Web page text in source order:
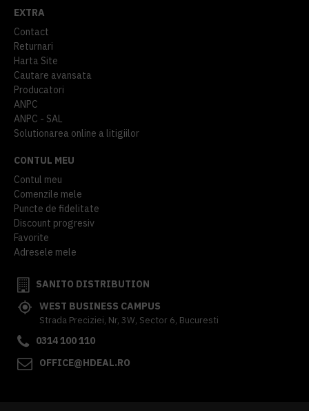
EXTRA
Contact
Returnari
Harta Site
Cautare avansata
Producatori
ANPC
ANPC - SAL
Solutionarea online a litigiilor
CONTUL MEU
Contul meu
Comenzile mele
Puncte de fidelitate
Discount progresiv
Favorite
Adresele mele
SANITO DISTRIBUTION
WEST BUSINESS CAMPUS
Strada Preciziei, Nr, 3W, Sector 6, Bucuresti
0314 100 110
OFFICE@HDEAL.RO